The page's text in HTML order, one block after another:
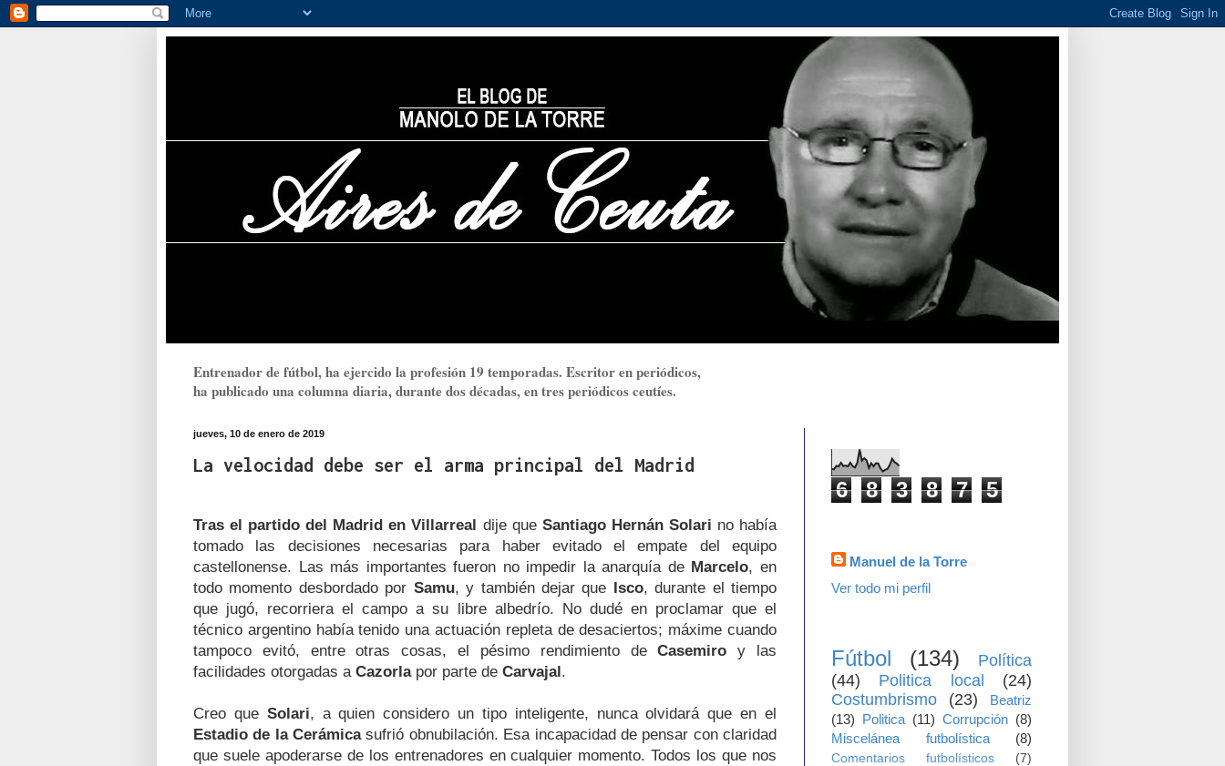
Entrenador de fútbol, ha ejercido la profesión 19 temporadas. Escritor en periódicos,
ha publicado una columna diaria, durante dos décadas, en tres periódicos ceutíes.
jueves, 10 de enero de 2019
La velocidad debe ser el arma principal del Madrid
Tras el partido del Madrid en Villarreal dije que Santiago Hernán Solari no había
tomado las decisiones necesarias para haber evitado el empate del equipo
castellonense. Las más importantes fueron no impedir la anarquía de Marcelo, en
todo momento desbordado por Samu, y también dejar que Isco, durante el tiempo
que jugó, recorriera el campo a su libre albedrío. No dudé en proclamar que el
técnico argentino había tenido una actuación repleta de desaciertos; máxime cuando
tampoco evitó, entre otras cosas, el pésimo rendimiento deCasemiro y las
facilidades otorgadas a Cazorlapor parte de Carvajal.
Creo que Solari, a quien considero un tipo inteligente, nunca olvidará que en el
Estadio de la Cerámicasufrió obnubilación. Esa incapacidad de pensar con claridad
que suele apoderarse de los entrenadores en cualquier momento. Todos los que nos
6 8 3 8 7 5
Manuel de la Torre
Ver todo mi perfil
Fútbol (134)
Política
(44)
Politica local
(24)
Costumbrismo
(23)
Beatriz
(13) Politica (11) Corrupción (8)
Miscelánea futbolística
(8)
Comentarios futbolísticos
(7)